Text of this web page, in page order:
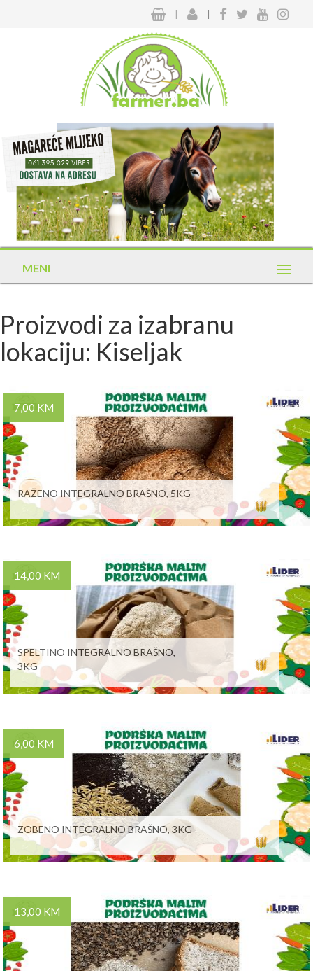
| |
MENI
Proizvodi za izabranu
lokaciju: Kiseljak
7,00 KM
RAŽENO INTEGRALNO BRAŠNO, 5KG
14,00 KM
SPELTINO INTEGRALNO BRAŠNO,
3KG
6,00 KM
ZOBENO INTEGRALNO BRAŠNO, 3KG
13,00 KM